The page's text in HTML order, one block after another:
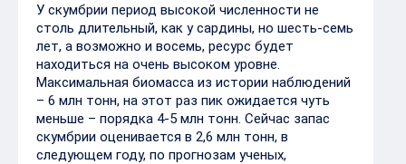
У скумбрии период высокой численности не
столь длительный, как у сардины, но шесть-семь
лет, а возможно и восемь, ресурс будет
находиться на очень высоком уровне.
Максимальная биомасса из истории наблюдений
– 6 млн тонн, на этот раз пик ожидается чуть
меньше – порядка 4-5 млн тонн. Сейчас запас
скумбрии оценивается в 2,6 млн тонн, в
следующем году, по прогнозам ученых,